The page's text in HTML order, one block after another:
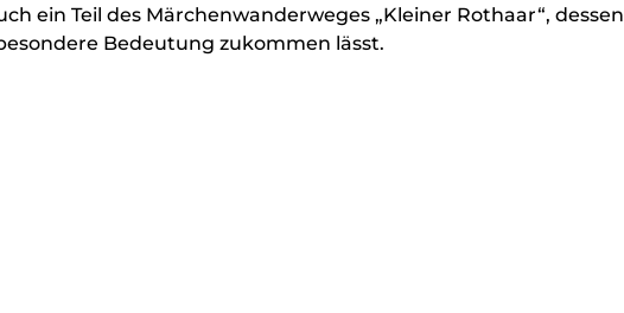
ein Teil des Märchenwanderweges „Kleiner Rothaar“, dessen
Bedeutung zukommen lässt.